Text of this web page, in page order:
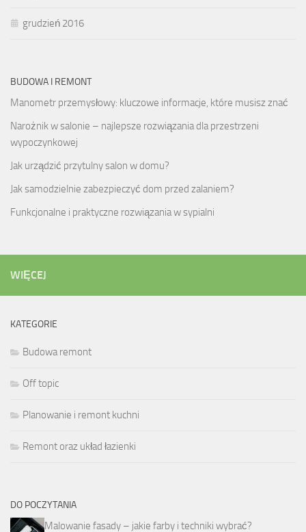
grudzień 2016
BUDOWA I REMONT
Manometr przemysłowy: kluczowe informacje, które musisz znać
Narożnik w salonie – najlepsze rozwiązania dla przestrzeni
wypoczynkowej
Jak urządzić przytulny salon w domu?
Jak samodzielnie zabezpieczyć dom przed zalaniem?
Funkcjonalne i praktyczne rozwiązania w sypialni
WIĘCEJ
KATEGORIE
Budowa remont
Off topic
Planowanie i remont kuchni
Remont oraz układ łazienki
DO POCZYTANIA
Malowanie fasady – jakie farby i techniki wybrać?